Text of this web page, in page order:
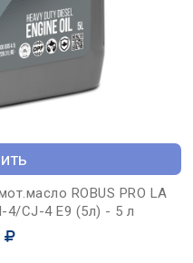
ROBUS PRO LA
4/CJ-4 E9 (5л) - 5 л